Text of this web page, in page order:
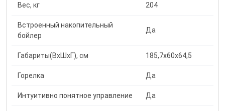
Вес, кг 204
Встроенный накопительный
бойлер
Да
Габариты(ВxШxГ), см 185,7x60x64,5
Горелка Да
Интуитивно понятное управление Да